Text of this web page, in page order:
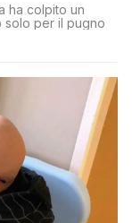
ha colpito un
solo per il pugno